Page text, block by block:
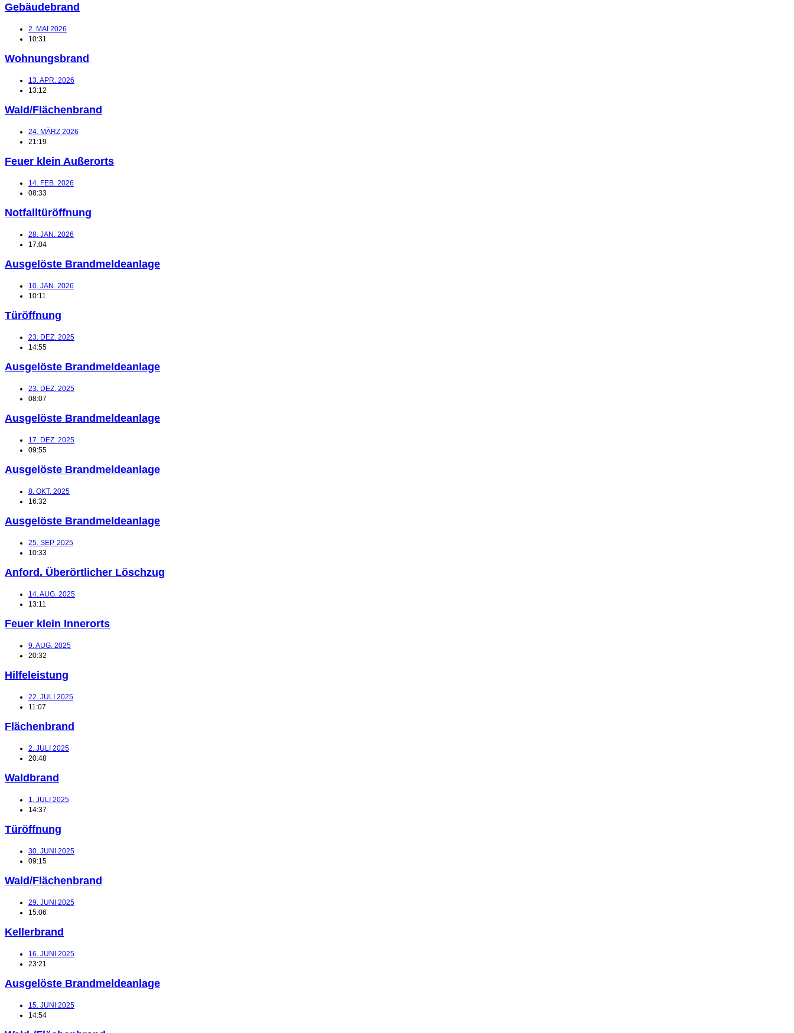
Gebäudebrand
2. MAI 2026
10:31
Wohnungsbrand
13. APR. 2026
13:12
Wald/Flächenbrand
24. MÄRZ 2026
21:19
Feuer klein Außerorts
14. FEB. 2026
08:33
Notfalltüröffnung
28. JAN. 2026
17:04
Ausgelöste Brandmeldeanlage
10. JAN. 2026
10:11
Türöffnung
23. DEZ. 2025
14:55
Ausgelöste Brandmeldeanlage
23. DEZ. 2025
08:07
Ausgelöste Brandmeldeanlage
17. DEZ. 2025
09:55
Ausgelöste Brandmeldeanlage
8. OKT. 2025
16:32
Ausgelöste Brandmeldeanlage
25. SEP. 2025
10:33
Anford. Überörtlicher Löschzug
14. AUG. 2025
13:11
Feuer klein Innerorts
9. AUG. 2025
20:32
Hilfeleistung
22. JULI 2025
11:07
Flächenbrand
2. JULI 2025
20:48
Waldbrand
1. JULI 2025
14:37
Türöffnung
30. JUNI 2025
09:15
Wald/Flächenbrand
29. JUNI 2025
15:06
Kellerbrand
16. JUNI 2025
23:21
Ausgelöste Brandmeldeanlage
15. JUNI 2025
14:54